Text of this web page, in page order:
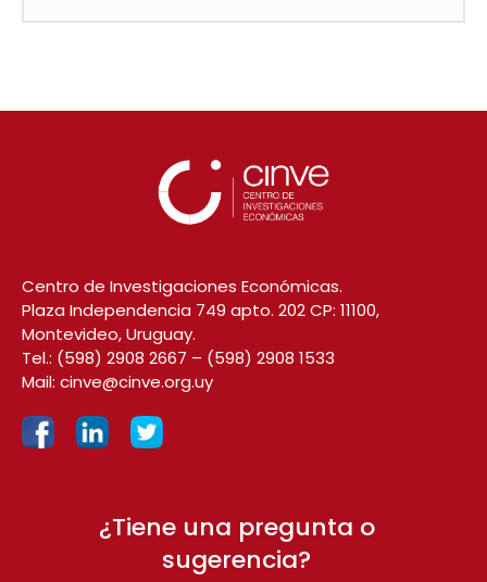
Centro de Investigaciones Económicas.
Plaza Independencia 749 apto. 202 CP: 11100,
Montevideo, Uruguay.
Tel.: (598) 2908 2667 – (598) 2908 1533
Mail: cinve@cinve.org.uy
¿Tiene una pregunta o
sugerencia?